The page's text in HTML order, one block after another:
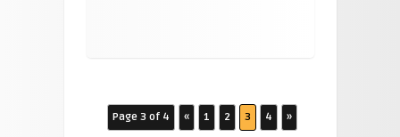
Page 3 of 4 « 1 2 3 4 »